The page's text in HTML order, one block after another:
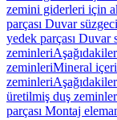
zemini giderleri için
parçası Duvar süzgeci
yedek parçası Duvar
zeminleri
zeminleriMineral
zeminleri
üretilmiş duş
parçası Montaj